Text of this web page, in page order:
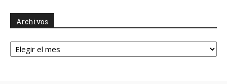
Archivos
Archivos